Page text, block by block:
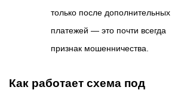
только после дополнительных
платежей — это почти всегда
признак мошенничества.
Как работает схема под